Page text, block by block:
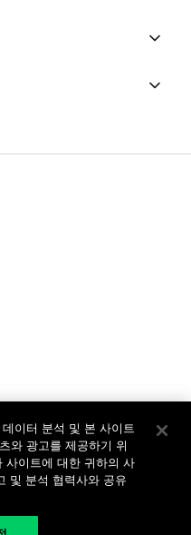
여러 가지 상표에 대한
자 등록번호: 120-87-72963.
초구 서초대로74길 4, 1층 (삼성
이터 분석 및 본 사이트
와 광고를 제공하기 위
사이트에 대한 귀하의 사
및 분석 협력사와 공유